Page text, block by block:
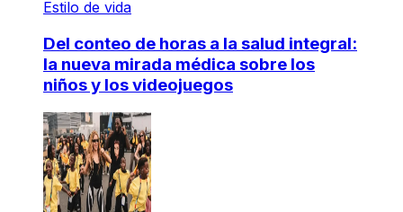
Estilo de vida
Del conteo de horas a la salud integral:
la nueva mirada médica sobre los
niños y los videojuegos